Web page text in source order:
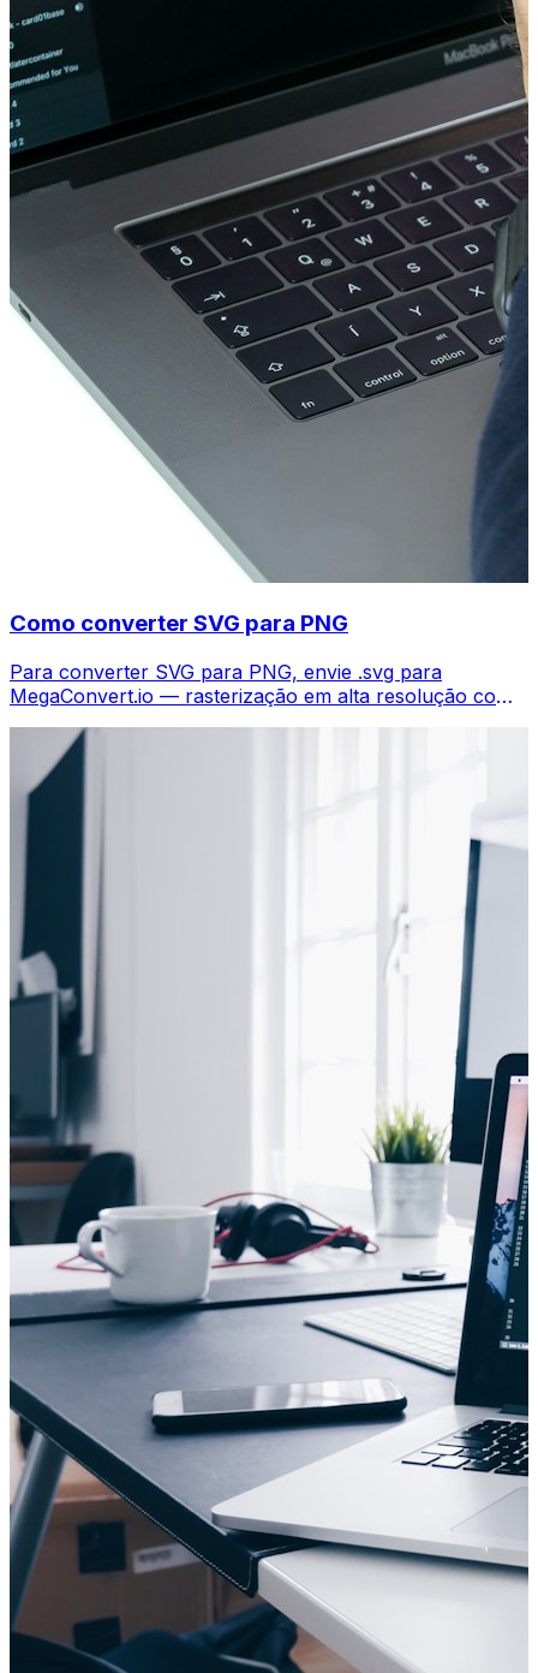
Como converter SVG para PNG
Para converter SVG para PNG, envie .svg para
MegaConvert.io — rasterização em alta resolução com